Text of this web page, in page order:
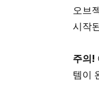
오브
시작
주의!
템이